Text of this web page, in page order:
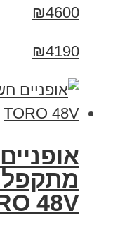
₪4600
₪4190
48V